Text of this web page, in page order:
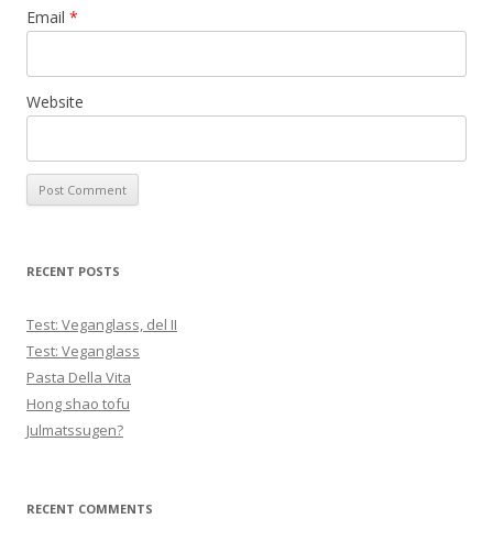
Email *
Website
RECENT POSTS
Test: Veganglass, del II
Test: Veganglass
Pasta Della Vita
Hong shao tofu
Julmatssugen?
RECENT COMMENTS